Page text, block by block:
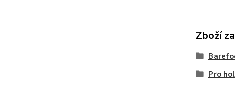
Zboží
Pro